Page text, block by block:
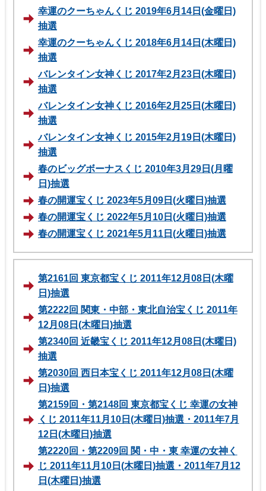
幸運のクーちゃんくじ 2019年6月14日(金曜日)
抽選
幸運のクーちゃんくじ 2018年6月14日(木曜日)
抽選
バレンタイン女神くじ 2017年2月23日(木曜日)
抽選
バレンタイン女神くじ 2016年2月25日(木曜日)
抽選
バレンタイン女神くじ 2015年2月19日(木曜日)
抽選
春のビッグボーナスくじ 2010年3月29日(月曜
日)抽選
春の開運宝くじ 2023年5月09日(火曜日)抽選
春の開運宝くじ 2022年5月10日(火曜日)抽選
春の開運宝くじ 2021年5月11日(火曜日)抽選
第2161回 東京都宝くじ 2011年12月08日(木曜
日)抽選
第2222回 関東・中部・東北自治宝くじ 2011年
12月08日(木曜日)抽選
第2340回 近畿宝くじ 2011年12月08日(木曜日)
抽選
第2030回 西日本宝くじ 2011年12月08日(木曜
日)抽選
第2159回・第2148回 東京都宝くじ 幸運の女神
くじ 2011年11月10日(木曜日)抽選・2011年7月
12日(木曜日)抽選
第2220回・第2209回 関・中・東 幸運の女神く
じ 2011年11月10日(木曜日)抽選・2011年7月12
日(木曜日)抽選